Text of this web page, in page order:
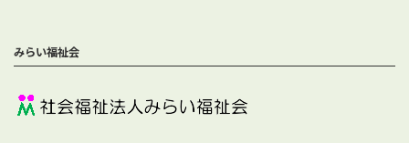
みらい福祉会